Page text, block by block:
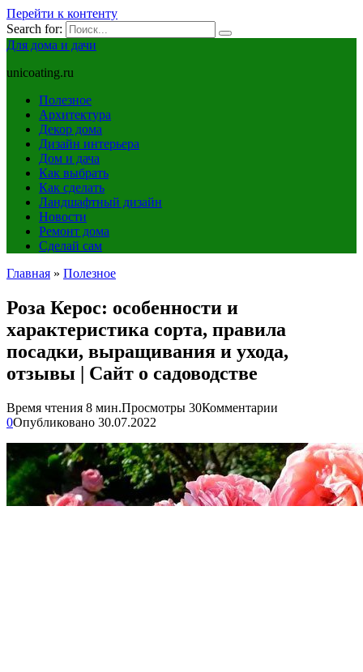
Перейти к контенту
Search for:
Для дома и дачи
unicoating.ru
Полезное
Архитектура
Декор дома
Дизайн интерьера
Дом и дача
Как выбрать
Как сделать
Ландшафтный дизайн
Новости
Ремонт дома
Сделай сам
Главная » Полезное
Роза Керос: особенности и
характеристика сорта, правила
посадки, выращивания и ухода,
отзывы | Сайт о садоводстве
Время чтения 8 мин.Просмотры 30Комментарии
0Опубликовано 30.07.2022